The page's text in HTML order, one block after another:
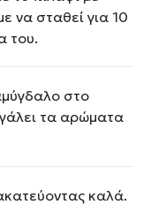
να σταθεί για 10
του.
στο
τα αρώματα
καλά.